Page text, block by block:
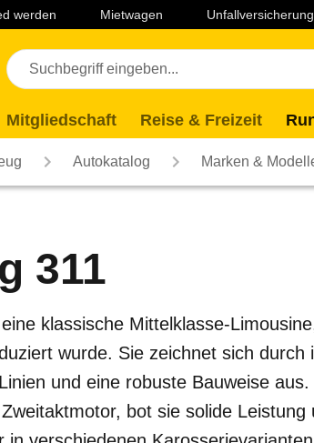
Fußzeile
werden Mietwagen Unfallversicherung
Mitgliedschaft Reise & Freizeit
Autokatalog Marken &
311
klassische Mittelklasse-
wurde. Sie zeichnet sich durch
und eine robuste Bauweise
bot sie solide Leistung